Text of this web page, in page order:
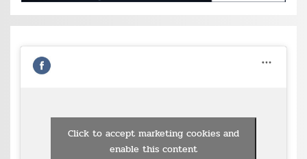
Click to accept marketing cookies and
enable this content